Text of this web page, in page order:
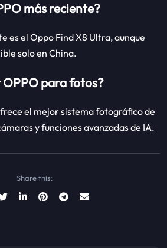
más reciente?
es el Oppo Find X8 Ultra, aunque
solo en China.
OPPO para fotos?
el mejor sistema fotográfico de
y funciones avanzadas de IA.
Share this: